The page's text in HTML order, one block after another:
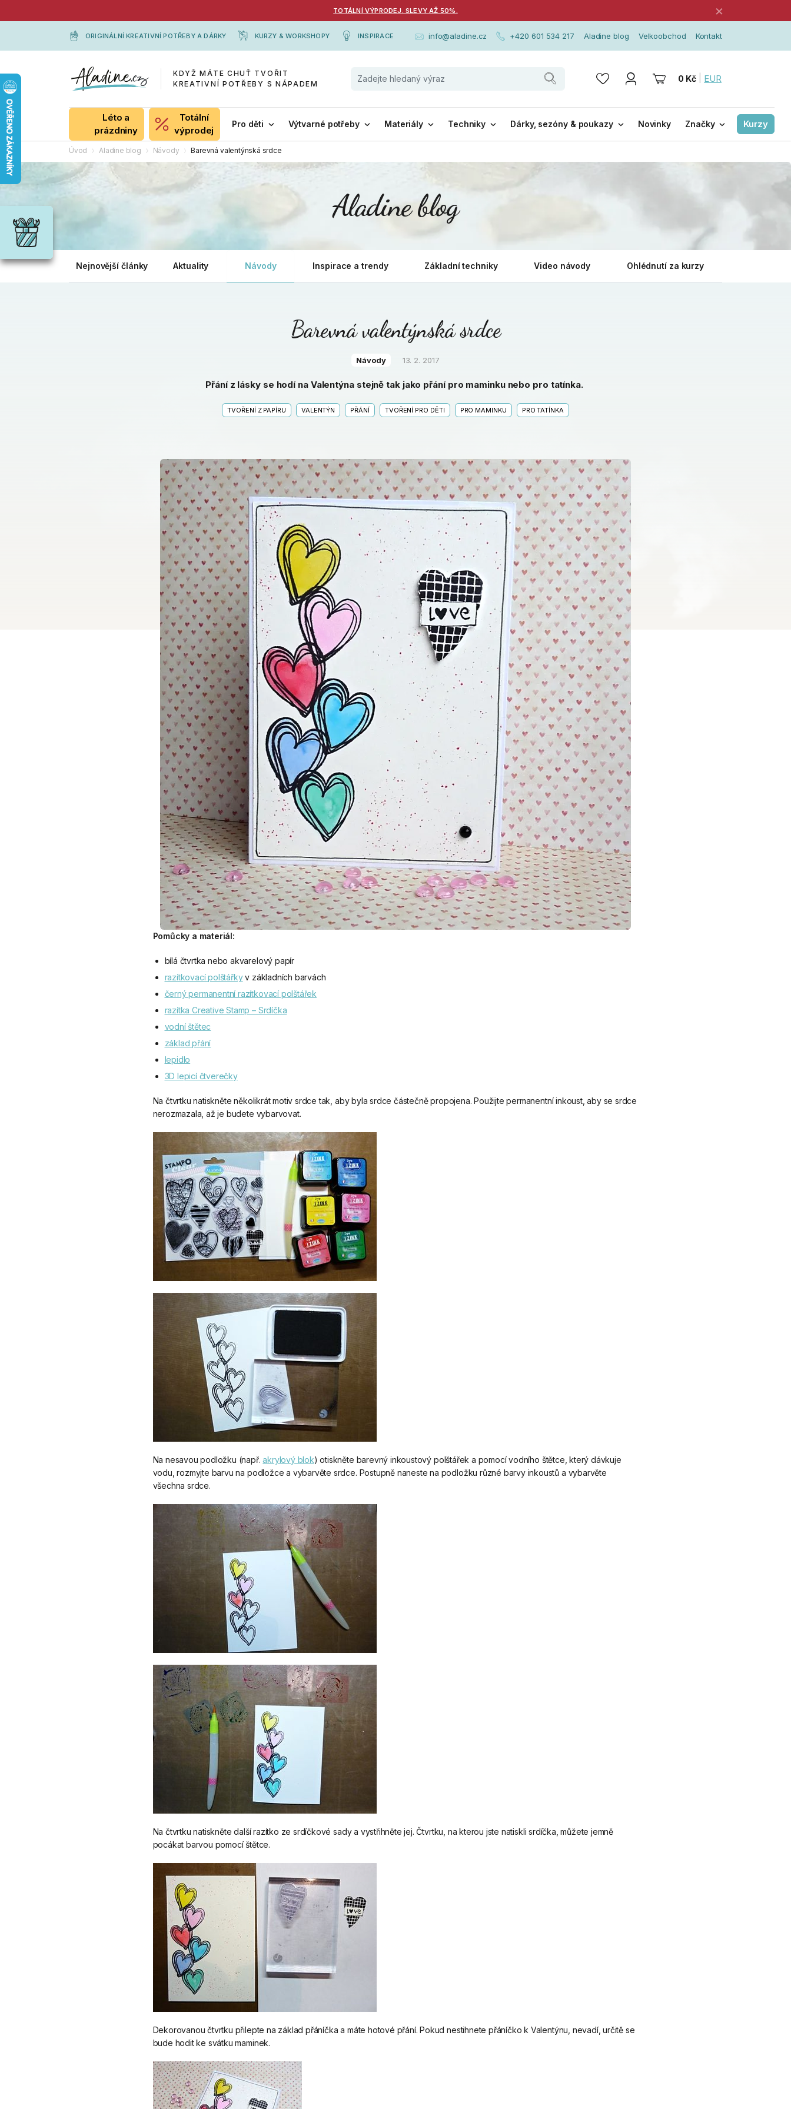
TOTÁLNÍ VÝPRODEJ. SLEVY AŽ 50%. ×
ORIGINÁLNÍ KREATIVNÍ POTŘEBY A DÁRKY KURZY & WORKSHOPY INSPIRACE info@aladine.cz +420 601 534 217 Aladine blog Velkoobchod Kontakt
KDYŽ MÁTE CHUŤ TVOŘIT
KREATIVNÍ POTŘEBY S NÁPADEM
0 Kč EUR
Léto a
prázdniny
Totální
výprodej
Pro děti Výtvarné potřeby Materiály Techniky Dárky, sezóny & poukazy Novinky Značky Kurzy
Úvod Aladine blog Návody Barevná valentýnská srdce
Aladine blog
Nejnovější články Aktuality Návody Inspirace a trendy Základní techniky Video návody Ohlédnutí za kurzy
Barevná valentýnská srdce
Návody 13. 2. 2017
Přání z lásky se hodí na Valentýna stejně tak jako přání pro maminku nebo pro tatínka.
TVOŘENÍ Z PAPÍRU VALENTÝN PŘÁNÍ TVOŘENÍ PRO DĚTI PRO MAMINKU PRO TATÍNKA
Pomůcky a materiál:
bílá čtvrtka nebo akvarelový papír
razítkovací polštářkyv základních barvách
černý permanentní razítkovací polštářek
razítka Creative Stamp – Srdíčka
vodní štětec
základ přání
lepidlo
3D lepicí čtverečky
Na čtvrtku natiskněte několikrát motiv srdce tak, aby byla srdce částečně propojena. Použijte permanentní inkoust, aby se srdce
nerozmazala, až je budete vybarvovat.
Na nesavou podložku (např.akrylový blok) otiskněte barevný inkoustový polštářek a pomocí vodního štětce, který dávkuje
vodu, rozmyjte barvu na podložce a vybarvěte srdce. Postupně naneste na podložku různé barvy inkoustů a vybarvěte
všechna srdce.
Na čtvrtku natiskněte další razítko ze srdíčkové sady a vystřihněte jej. Čtvrtku, na kterou jste natiskli srdíčka, můžete jemně
pocákat barvou pomocí štětce.
Dekorovanou čtvrtku přilepte na základ přáníčka a máte hotové přání. Pokud nestihnete přáníčko k Valentýnu, nevadí, určitě se
bude hodit ke svátku maminek.
Wrendale
každou
příležitost